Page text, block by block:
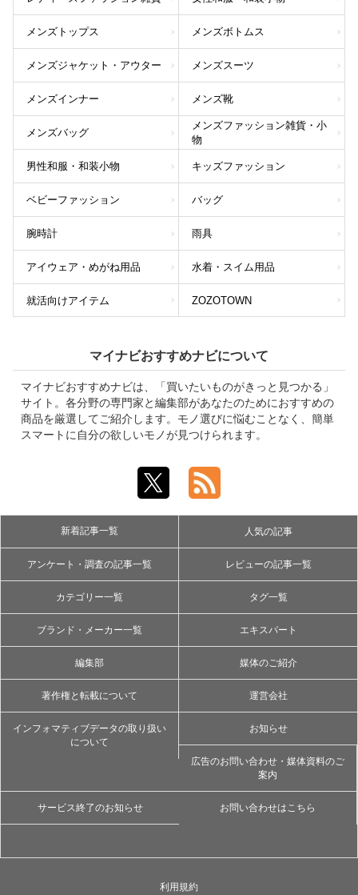
メンズトップス メンズボトムス
メンズジャケット・アウター メンズスーツ
メンズインナー メンズ靴
メンズバッグ
メンズファッション雑貨・小
物
男性和服・和装小物 キッズファッション
ベビーファッション バッグ
腕時計 雨具
アイウェア・めがね用品 水着・スイム用品
就活向けアイテム ZOZOTOWN
マイナビおすすめナビについて
マイナビおすすめナビは、「買いたいものがきっと見つかる」
サイト。各分野の専門家と編集部があなたのためにおすすめの
商品を厳選してご紹介します。モノ選びに悩むことなく、簡単
スマートに自分の欲しいモノが見つけられます。
新着記事一覧 人気の記事
アンケート・調査の記事一覧 レビューの記事一覧
カテゴリー一覧 タグ一覧
ブランド・メーカー一覧 エキスパート
編集部 媒体のご紹介
著作権と転載について 運営会社
インフォマティブデータの取り扱い
について
お知らせ
広告のお問い合わせ・媒体資料のご
案内
サービス終了のお知らせ お問い合わせはこちら
利用規約